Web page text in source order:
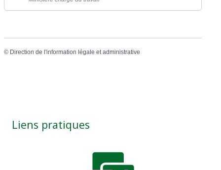
© Direction de l'information légale et administrative
Liens pratiques